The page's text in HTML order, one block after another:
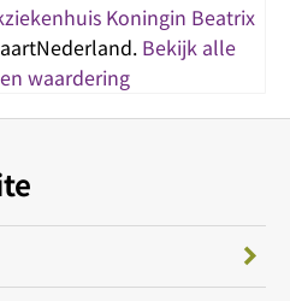
Koningin Beatrix
Bekijk alle
waardering